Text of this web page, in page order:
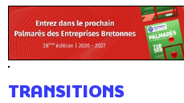
TRANSITIONS